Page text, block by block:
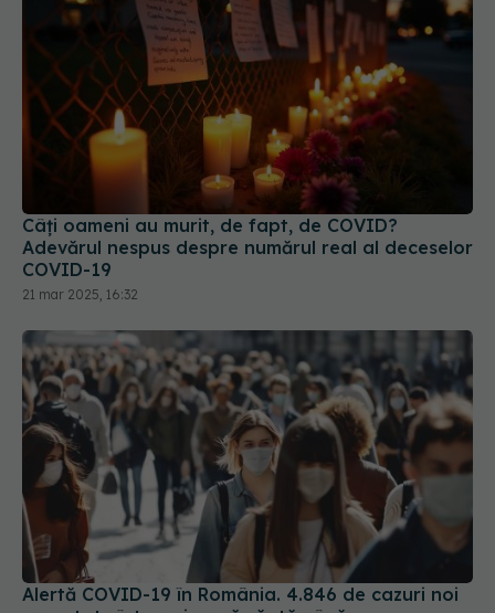
Câți oameni au murit, de fapt, de COVID?
Adevărul nespus despre numărul real al deceselor
COVID-19
21 mar 2025, 16:32
Alertă COVID-19 în România. 4.846 de cazuri noi